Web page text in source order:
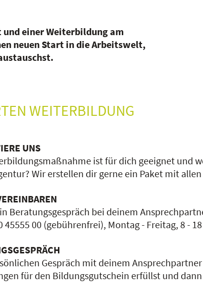
einer Weiterbildung am
neuen Start in die Arbeitswelt,
WEITERBILDUNG
UNS
ist für dich geeignet und
Wir erstellen dir gerne ein Paket mit
Beratungsgespräch bei deinem
45555 00 (gebührenfrei), Montag - Freitag, 8 -
Gespräch mit deinem
für den Bildungsgutschein erfüllst und